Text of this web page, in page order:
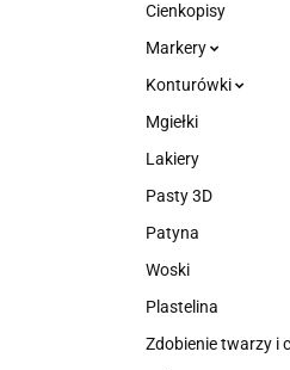
Cienkopisy
Markery
Konturówki
Mgiełki
Lakiery
Pasty 3D
Patyna
Woski
Plastelina
Zdobienie twarzy i